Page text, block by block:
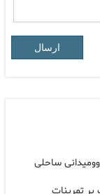
ارسال
ساحلی
بر تمرینات